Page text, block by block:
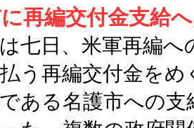
再編交付金支給
七日、米軍再編へ
う再編交付金を
ある名護市への